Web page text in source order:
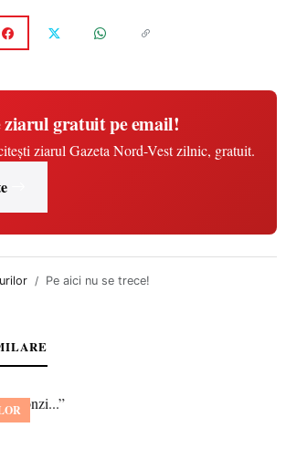
ziarul gratuit pe email!
ziarul Gazeta Nord-Vest zilnic, gratuit.
Pe aici nu se trece!